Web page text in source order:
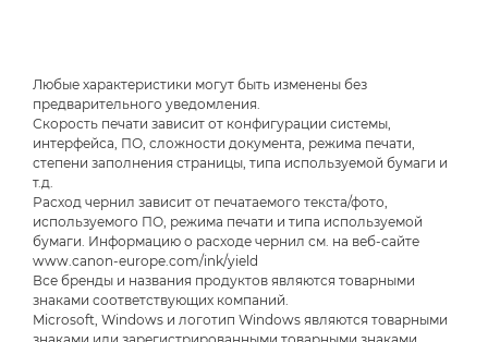
Любые характеристики могут быть изменены без
предварительного уведомления.
Скорость печати зависит от конфигурации системы,
интерфейса, ПО, сложности документа, режима печати,
степени заполнения страницы, типа используемой бумаги и
т.д.
Расход чернил зависит от печатаемого текста/фото,
используемого ПО, режима печати и типа используемой
бумаги. Информацию о расходе чернил см. на веб-сайте
www.canon-europe.com/ink/yield
Все бренды и названия продуктов являются товарными
знаками соответствующих компаний.
Microsoft, Windows и логотип Windows являются товарными